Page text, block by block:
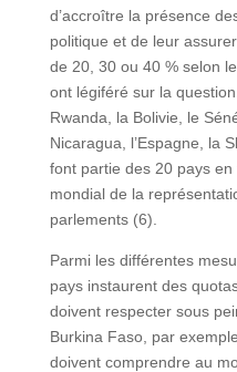
d’accroître la présence
politique et de leur
de 20, 30 ou 40 % selon
ont légiféré sur la
Rwanda, la Bolivie, le
Nicaragua, l’Espagne, la
font partie des 20 pays
mondial de la
parlements (6).
Parmi les différentes
pays instaurent des
doivent respecter sous
Burkina Faso, par
doivent comprendre au